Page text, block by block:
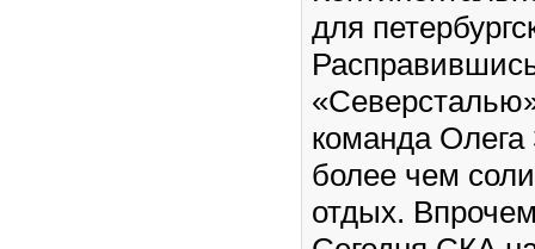
для
команда Олега
более чем
отдых.